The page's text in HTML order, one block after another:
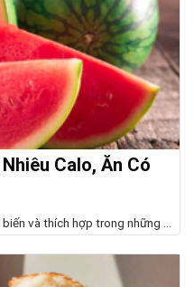
Calo, Ăn Có
và thích hợp trong những ...